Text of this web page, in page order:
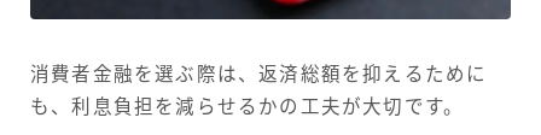
消費者金融を選ぶ際は、返済総額を抑えるために
も、利息負担を減らせるかの工夫が大切です。